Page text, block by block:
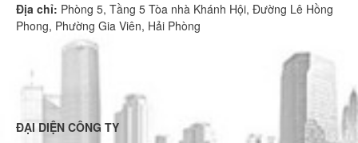
Địa chỉ: Phòng 5, Tầng 5 Tòa nhà Khánh Hội, Đường Lê Hồng
Phong, Phường Gia Viên, Hải Phòng
ĐẠI DIỆN CÔNG TY